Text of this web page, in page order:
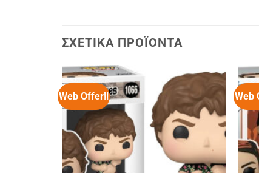
ΣΧΕΤΙΚΆ ΠΡΟΪΌΝΤΑ
Web Offer!! Web